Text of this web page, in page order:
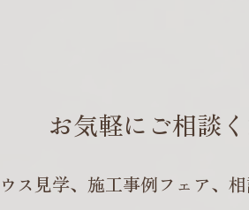
お気軽にご相談
ス見学、施工事例フェア、